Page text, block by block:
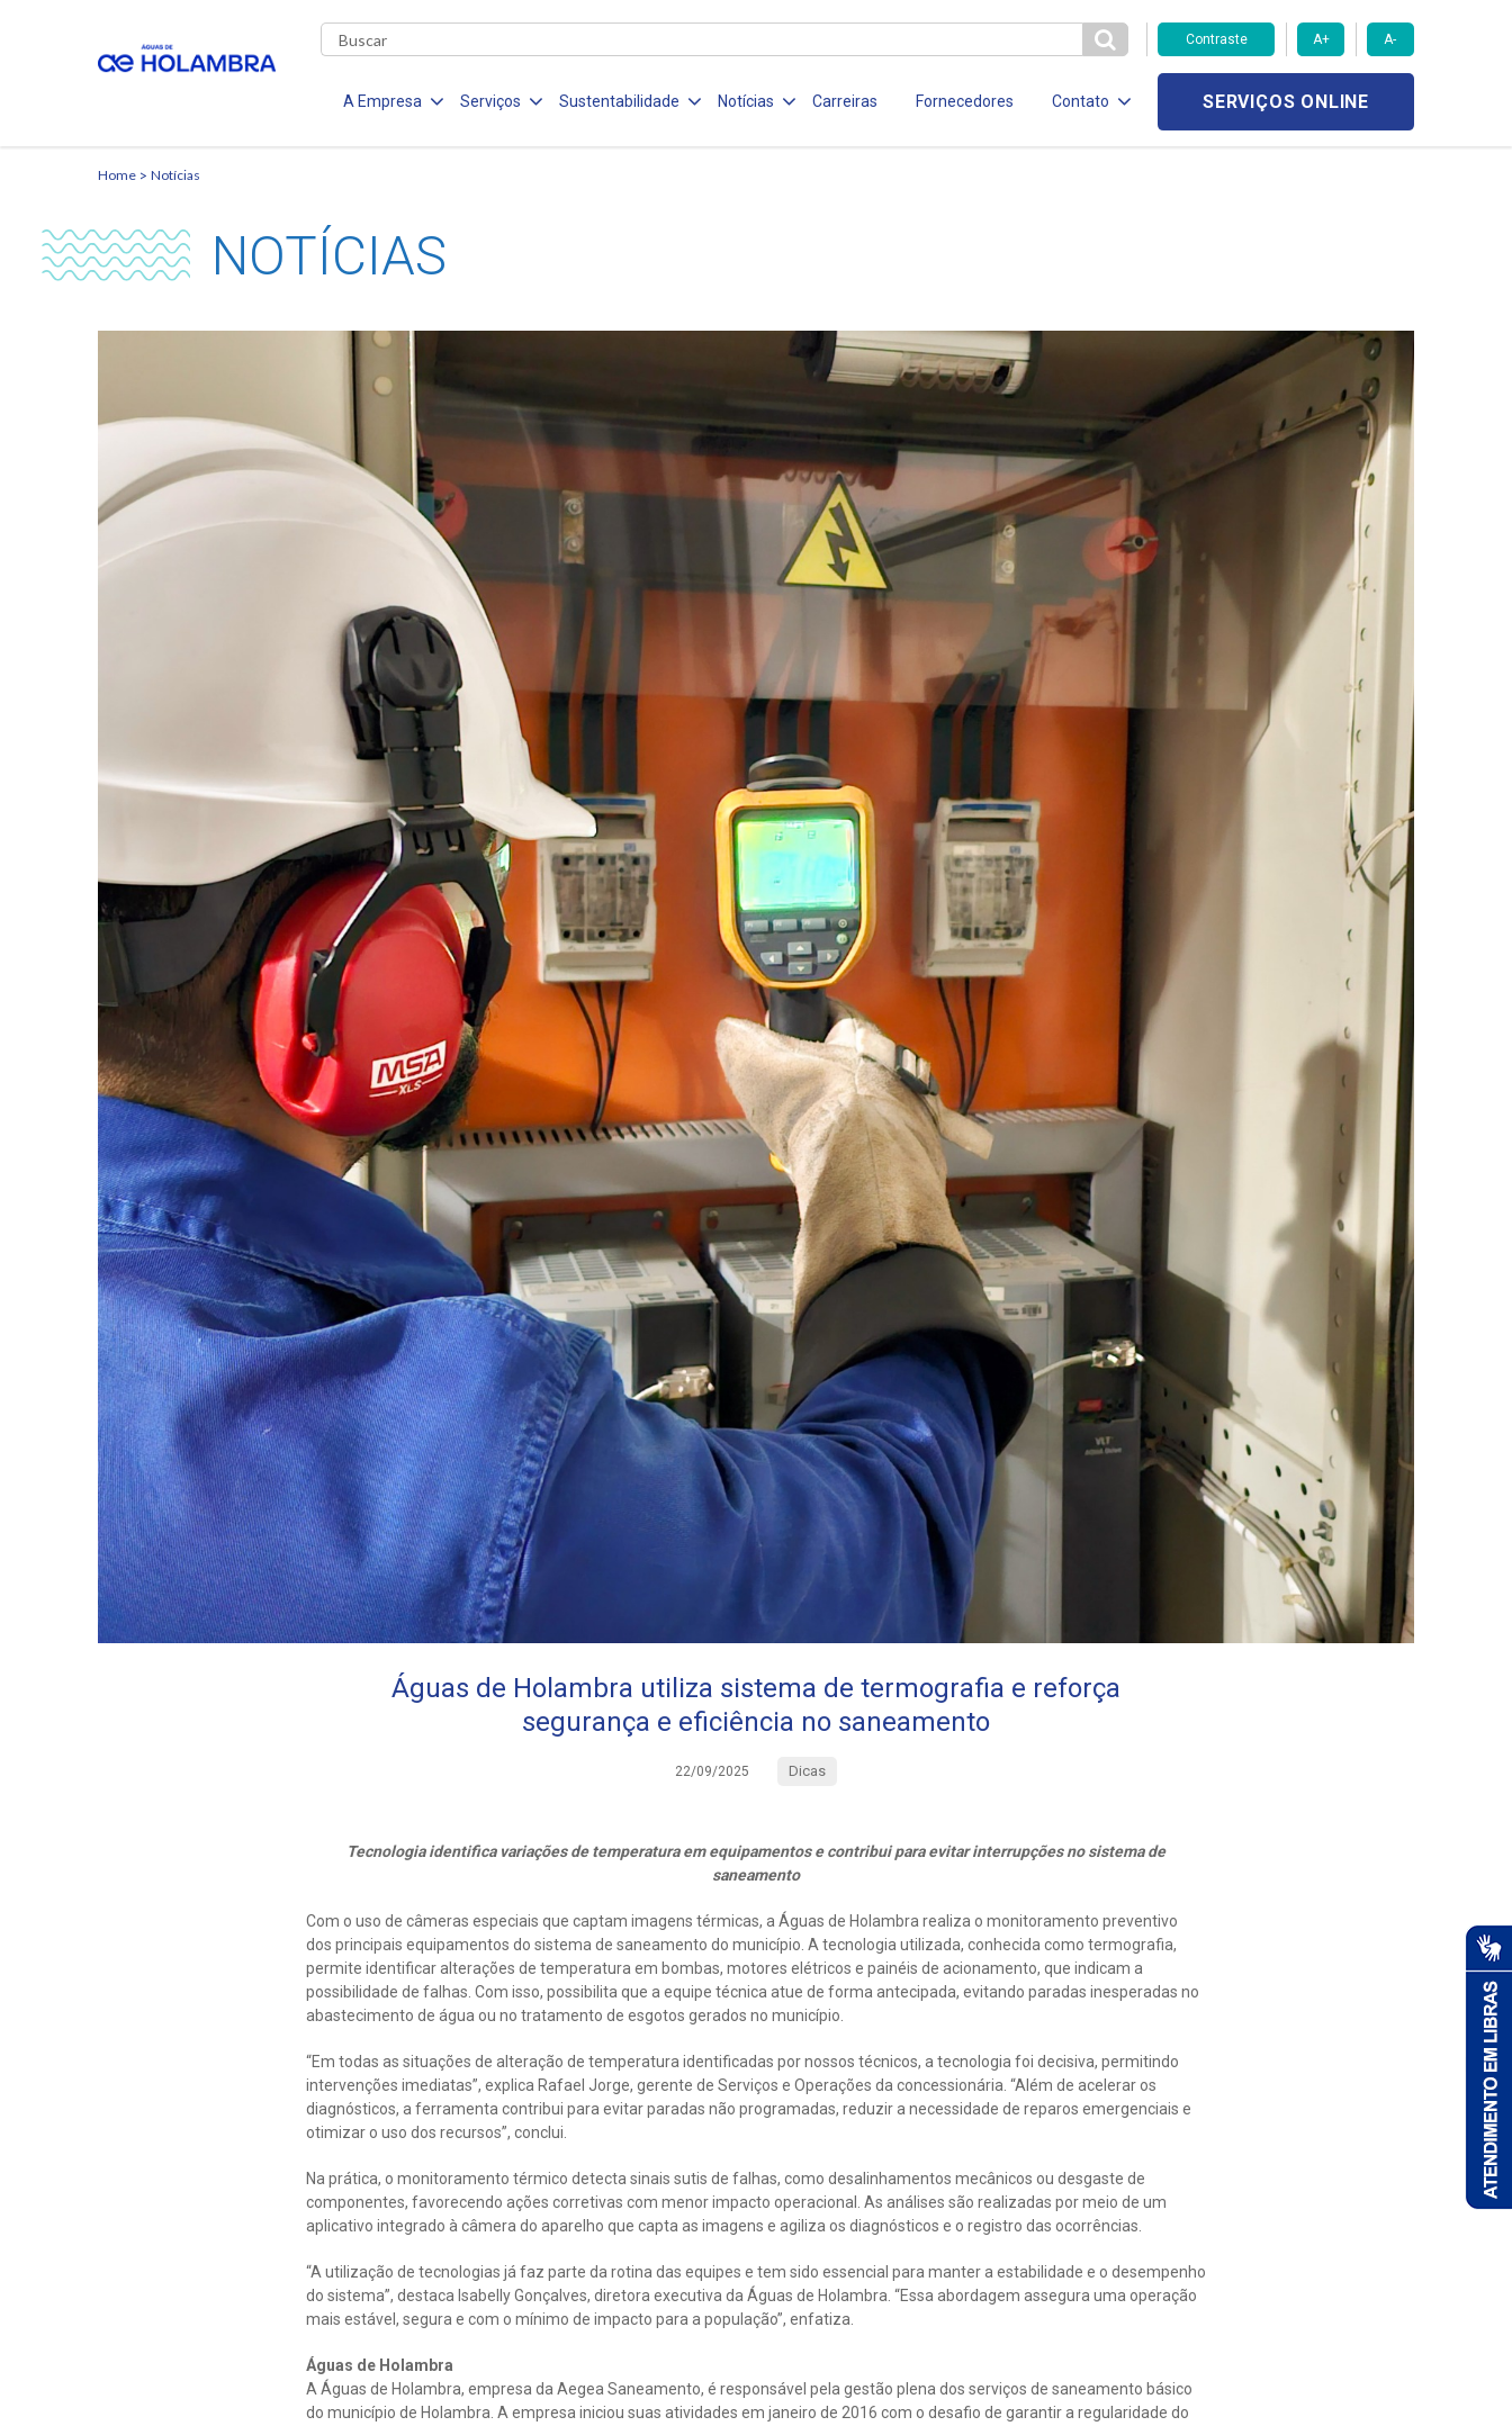
Contraste A+ A-
A Empresa Serviços Sustentabilidade Notícias Carreiras Fornecedores Contato SERVIÇOS ONLINE
Home Notícias
NOTÍCIAS
Águas de Holambra utiliza sistema de termografia e reforça
segurança e eficiência no saneamento
22/09/2025 Dicas
Tecnologia identifica variações de temperatura em equipamentos e contribui para evitar interrupções no sistema de
saneamento
Com o uso de câmeras especiais que captam imagens térmicas, a Águas de Holambra realiza o monitoramento preventivo
dos principais equipamentos do sistema de saneamento do município. A tecnologia utilizada, conhecida como termografia,
permite identificar alterações de temperatura em bombas, motores elétricos e painéis de acionamento, que indicam a
possibilidade de falhas. Com isso, possibilita que a equipe técnica atue de forma antecipada, evitando paradas inesperadas no
abastecimento de água ou no tratamento de esgotos gerados no município.
“Em todas as situações de alteração de temperatura identificadas por nossos técnicos, a tecnologia foi decisiva, permitindo
intervenções imediatas”, explica Rafael Jorge, gerente de Serviços e Operações da concessionária. “Além de acelerar os
diagnósticos, a ferramenta contribui para evitar paradas não programadas, reduzir a necessidade de reparos emergenciais e
otimizar o uso dos recursos”, conclui.
Na prática, o monitoramento térmico detecta sinais sutis de falhas, como desalinhamentos mecânicos ou desgaste de
componentes, favorecendo ações corretivas com menor impacto operacional. As análises são realizadas por meio de um
aplicativo integrado à câmera do aparelho que capta as imagens e agiliza os diagnósticos e o registro das ocorrências.
“A utilização de tecnologias já faz parte da rotina das equipes e tem sido essencial para manter a estabilidade e o desempenho
do sistema”, destaca Isabelly Gonçalves, diretora executiva da Águas de Holambra. “Essa abordagem assegura uma operação
mais estável, segura e com o mínimo de impacto para a população”, enfatiza.
Águas de Holambra
A Águas de Holambra, empresa da Aegea Saneamento, é responsável pela gestão plena dos serviços de saneamento básico
do município de Holambra. A empresa iniciou suas atividades em janeiro de 2016 com o desafio de garantir a regularidade do